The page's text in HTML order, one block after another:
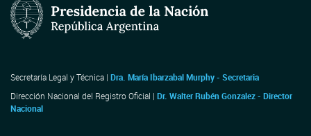
Secretaría Legal y Técnica | Dra. María Ibarzabal Murphy - Secretaria
Dirección Nacional del Registro Oficial | Dr. Walter Rubén Gonzalez - Director
Nacional